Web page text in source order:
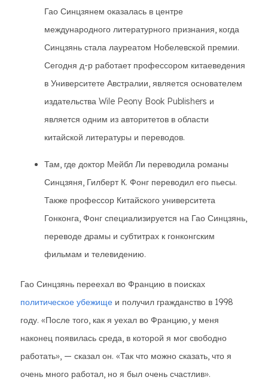
Гао Синцзянем оказалась в центре
международного литературного признания, когда
Синцзянь стала лауреатом Нобелевской премии.
Сегодня д-р работает профессором китаеведения
в Университете Австралии, является основателем
издательства Wile Peony Book Publishers и
является одним из авторитетов в области
китайской литературы и переводов.
Там, где доктор Мейбл Ли переводила романы
Синцзяня, Гилберт К. Фонг переводил его пьесы.
Также профессор Китайского университета
Гонконга, Фонг специализируется на Гао Синцзянь,
переводе драмы и субтитрах к гонконгским
фильмам и телевидению.
Гао Синцзянь переехал во Францию в поисках
политическое убежище и получил гражданство в 1998
году. «После того, как я уехал во Францию, у меня
наконец появилась среда, в которой я мог свободно
работать», — сказал он. «Так что можно сказать, что я
очень много работал, но я был очень счастлив».